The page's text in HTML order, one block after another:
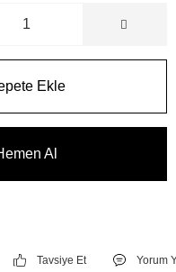
Ekle
Al
Tavsiye Et Yorum